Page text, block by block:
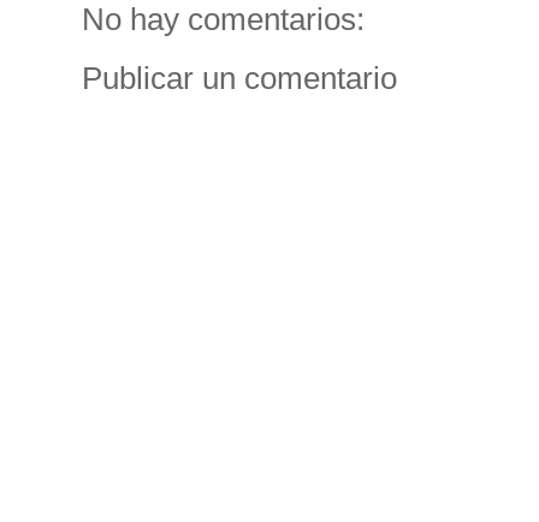
No hay comentarios:
Publicar un comentario